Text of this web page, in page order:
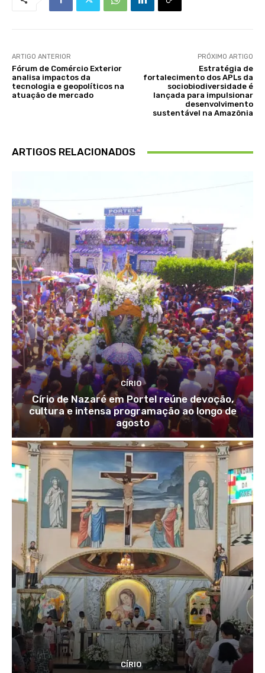
ARTIGO ANTERIOR
Fórum de Comércio Exterior
analisa impactos da
tecnologia e geopolíticos na
atuação de mercado
PRÓXIMO ARTIGO
Estratégia de
fortalecimento dos APLs da
sociobiodiversidade é
lançada para impulsionar
desenvolvimento
sustentável na Amazônia
ARTIGOS RELACIONADOS
CÍRIO
Círio de Nazaré em Portel reúne devoção,
cultura e intensa programação ao longo de
agosto
CÍRIO